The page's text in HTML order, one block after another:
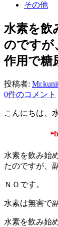
その他
水素を飲
のですが
作用で糖
投稿者:
0件のコメント
こんにちは、
⇦
水素を飲み始
たのですが、
ＮＯです。
水素は無害で
水素を飲み始